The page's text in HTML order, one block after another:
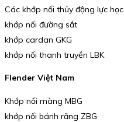
Các khớp nối thủy động lực học
khớp nối đường sắt
khớp cardan GKG
khớp nối thanh truyền LBK
Flender Việt Nam
Khớp nối màng MBG
khớp nối bánh răng ZBG